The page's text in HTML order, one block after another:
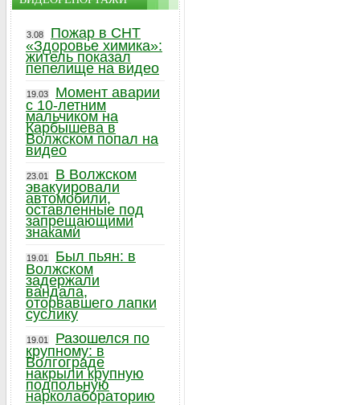
3.08
Пожар в СНТ
«Здоровье химика»:
житель показал
пепелище на видео
19.03
Момент аварии
с 10-летним
мальчиком на
Карбышева в
Волжском попал на
видео
23.01
В Волжском
эвакуировали
автомобили,
оставленные под
запрещающими
знаками
19.01
Был пьян: в
Волжском
задержали
вандала,
оторвавшего лапки
суслику
19.01
Разошелся по
крупному: в
Волгограде
накрыли крупную
подпольную
нарколабораторию